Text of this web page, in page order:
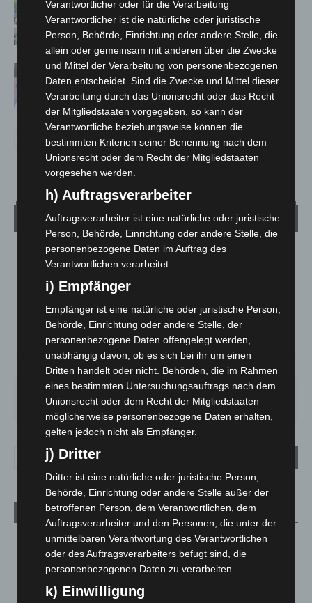
Blaulichtmeile Langenhagen 2026:
Polizei, Feuerwehr und Rettung
hautnah erleben
Polizei Langenhagen testet Aufnahme
von Anzeigen per Videochat
Wetter
LANGENHAGEN
22.4° C
21.7°
44% 4.5m/s 85%
DO.
22°
FR.
25°
SA.
26°
SO.
31°
MO.
35
Aktuelle Beiträge
Brand im „Haus der Begegnung“ in Neuwarmbüchen schnell
eingedämmt
6. August 2026
Region Hannover: 21 neue Notfallsanitäter starten beim
Verantwortlicher oder für die Verarbeitung
Verantwortlicher ist die natürliche oder juristische
Person, Behörde, Einrichtung oder andere Stelle, die
allein oder gemeinsam mit anderen über die Zwecke
und Mittel der Verarbeitung von personenbezogenen
Daten entscheidet. Sind die Zwecke und Mittel dieser
Verarbeitung durch das Unionsrecht oder das Recht
der Mitgliedstaaten vorgegeben, so kann der
Verantwortliche beziehungsweise können die
bestimmten Kriterien seiner Benennung nach dem
Unionsrecht oder dem Recht der Mitgliedstaaten
vorgesehen werden.
h) Auftragsverarbeiter
Auftragsverarbeiter ist eine natürliche oder juristische
Person, Behörde, Einrichtung oder andere Stelle, die
personenbezogene Daten im Auftrag des
Verantwortlichen verarbeitet.
i) Empfänger
Empfänger ist eine natürliche oder juristische Person,
Behörde, Einrichtung oder andere Stelle, der
personenbezogene Daten offengelegt werden,
unabhängig davon, ob es sich bei ihr um einen
Dritten handelt oder nicht. Behörden, die im Rahmen
eines bestimmten Untersuchungsauftrags nach dem
Unionsrecht oder dem Recht der Mitgliedstaaten
möglicherweise personenbezogene Daten erhalten,
gelten jedoch nicht als Empfänger.
j) Dritter
Dritter ist eine natürliche oder juristische Person,
Behörde, Einrichtung oder andere Stelle außer der
betroffenen Person, dem Verantwortlichen, dem
Auftragsverarbeiter und den Personen, die unter der
unmittelbaren Verantwortung des Verantwortlichen
oder des Auftragsverarbeiters befugt sind, die
personenbezogenen Daten zu verarbeiten.
k) Einwilligung